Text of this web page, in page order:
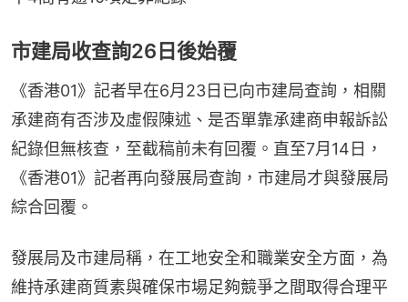
市建局收查詢26日後始覆
《香港01》記者早在6月23日已向市建局查詢，相關
承建商有否涉及虛假陳述、是否單靠承建商申報訴訟
紀錄但無核查，至截稿前未有回覆。直至7月14日，
《香港01》記者再向發展局查詢，市建局才與發展局
綜合回覆。
發展局及市建局稱，在工地安全和職業安全方面，為
維持承建商質素與確保市場足夠競爭之間取得合理平